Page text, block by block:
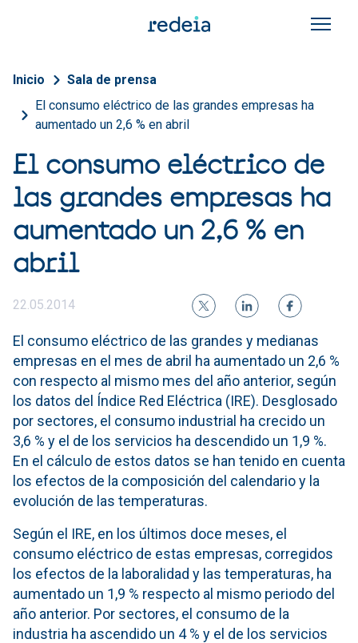
Sobrescribir enlaces de
Inicio
Sala de prensa
El consumo eléctrico de las grandes empresas ha
aumentado un 2,6 % en abril
El consumo eléctrico de
las grandes empresas ha
aumentado un 2,6 % en
abril
22.05.2014
El consumo eléctrico de las grandes y medianas
empresas en el mes de abril ha aumentado un 2,6 %
con respecto al mismo mes del año anterior, según
los datos del Índice Red Eléctrica (IRE). Desglosado
por sectores, el consumo industrial ha crecido un
3,6 % y el de los servicios ha descendido un 1,9 %.
En el cálculo de estos datos se han tenido en cuenta
los efectos de la composición del calendario y la
evolución de las temperaturas.
Según el IRE, en los últimos doce meses, el
consumo eléctrico de estas empresas, corregidos
los efectos de la laboralidad y las temperaturas, ha
aumentado un 1,9 % respecto al mismo periodo del
año anterior. Por sectores, el consumo de la
industria ha ascendido un 4 % y el de los servicios